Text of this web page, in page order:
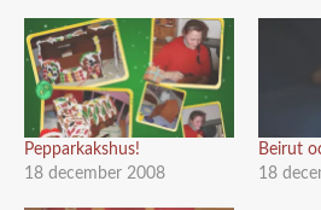
Pepparkakshus!
18 december 2008
Beirut
18